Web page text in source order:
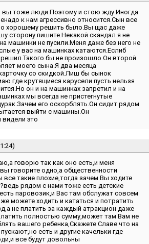
вы тоже люди.Поэтому и стою жду.Иногда
к нам агрессивно относится.Сын все
хорошему решить было.Вы щас даже
сторону пишите.Некакой скандал я не
машинки не пусили.Меня даже без него не
у вас на машинках катаются.Еслиб
бы не произошло.Он второй
моего сына.Я два месяца
со скидкой.Лиш бы сынок
где крутящиеся карусели пусть нельзя
он и на машинках запретил и на
мы всегда не пристегнутые
его оскорблять.Он сидит рядом
выйти с машины.Он
это
говорю так как оно есть,и меня
говорите одно,а общественности
такие плохие,тогда зачем Вы ходите
рядом с нами тоже есть детские
паровозик,и Вас там обслужат совсем
можете ходить и кататься и потратить
не платить за каждый атракцион даже
полностью сумму,может там Вам не
вашего ребенка,Скажете Славе что на
есть и другие качельки где
все будут довольны